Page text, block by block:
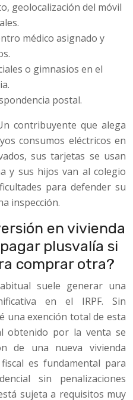
geolocalización del móvil
médico asignado y
o gimnasios en el
postal.
contribuyente que alega
consumos eléctricos en
sus tarjetas se usan
y sus hijos van al colegio
para defender su
inspección.
en vivienda
plusvalía si
comprar otra?
suele generar una
en el IRPF. Sin
una exención total de esta
obtenido por la venta se
de una nueva vivienda
es fundamental para
sin penalizaciones
sujeta a requisitos muy